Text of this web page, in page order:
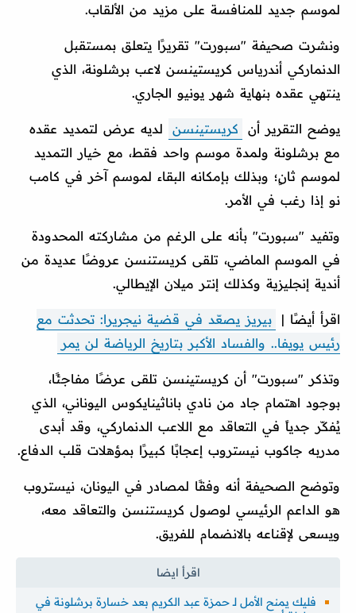
لموسم جديد للمنافسة على مزيد من الألقاب.
ونشرت صحيفة "سبورت" تقريرًا يتعلق بمستقبل
الدنماركي أندرياس كريستينسن لاعب برشلونة، الذي
ينتهي عقده بنهاية شهر يونيو الجاري.
يوضح التقرير أن كريستينسن
لديه عرض لتمديد عقده
مع برشلونة ولمدة موسم واحد فقط، مع خيار التمديد
لموسم ثانٍ؛ وبذلك بإمكانه البقاء لموسم آخر في كامب
نو إذا رغب في الأمر.
وتفيد "سبورت" بأنه على الرغم من مشاركته المحدودة
في الموسم الماضي، تلقى كريستنسن عروضًا عديدة من
أندية إنجليزية وكذلك إنتر ميلان الإيطالي.
اقرأ أيضًا |
بيريز يصعّد في قضية نيجريرا: تحدثت مع
رئيس يويفا.. والفساد الأكبر بتاريخ الرياضة لن يمر
وتذكر "سبورت" أن كريستينسن تلقى عرضًا مفاجئًا،
بوجود اهتمام جاد من نادي باناثينايكوس اليوناني، الذي
يُفكّر جدياً في التعاقد مع اللاعب الدنماركي، وقد أبدى
مدربه جاكوب نيستروب إعجابًا كبيرًا بمؤهلات قلب الدفاع.
وتوضح الصحيفة أنه وفقًا لمصادر في اليونان، نيستروب
هو الداعم الرئيسي لوصول كريستنسن والتعاقد معه،
ويسعى لإقناعه بالانضمام للفريق.
فليك يمنح الأمل لـ حمزة عبد الكريم بعد خسارة برشلونة في